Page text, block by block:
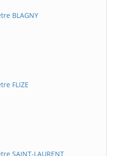
BLAGNY
FLIZE
SAINT-LAURENT